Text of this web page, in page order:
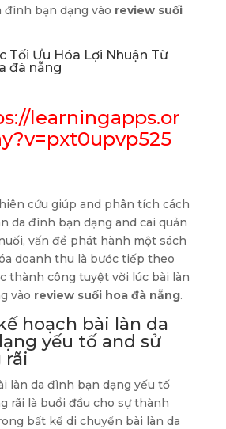
đình bạn dạng vào review suối
Tối Ưu Hóa Lợi Nhuận Từ
đà nẵng
learningapps.or
cứu giúp and phân tích cách
da đình bạn dạng and cai quản
vấn đề phát hành một sách
doanh thu là bước tiếp theo
thành công tuyệt vời lúc bài làn
vào review suối hoa đà nẵng.
hoạch bài làn da
yếu tố and sử
rãi
làn da đình bạn dạng yếu tố
rãi là buổi đầu cho sự thành
bất kể di chuyển bài làn da